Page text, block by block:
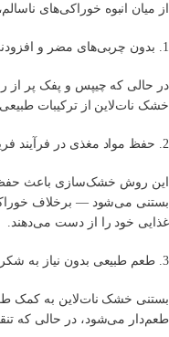
از میان انبوه خوراکی‌های
1. بدون چربی‌های مضر و افزودنی‌های مصنوعی
در حالی که چیپس و پفک پر از
خشک نات‌لاین از ترکیبات
2. حفظ مواد مغذی در فرآیند فریز-درای
این روش خشک‌سازی باعث حفظ
بستنی می‌شود — برخلاف
غذایی خود را از دست می‌دهند.
3. طعم طبیعی بدون نیاز به شکر زیاد
بستنی خشک نات‌لاین به کمک
طعم‌دار می‌شود، در حالی که